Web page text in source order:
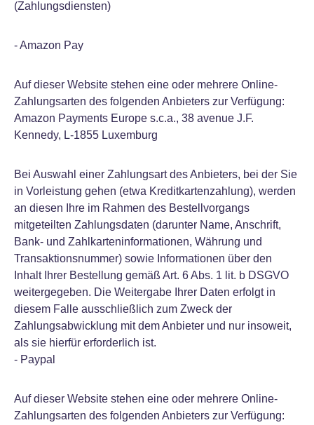
(Zahlungsdiensten)
- Amazon Pay
Auf dieser Website stehen eine oder mehrere Online-
Zahlungsarten des folgenden Anbieters zur Verfügung:
Amazon Payments Europe s.c.a., 38 avenue J.F.
Kennedy, L-1855 Luxemburg
Bei Auswahl einer Zahlungsart des Anbieters, bei der Sie
in Vorleistung gehen (etwa Kreditkartenzahlung), werden
an diesen Ihre im Rahmen des Bestellvorgangs
mitgeteilten Zahlungsdaten (darunter Name, Anschrift,
Bank- und Zahlkarteninformationen, Währung und
Transaktionsnummer) sowie Informationen über den
Inhalt Ihrer Bestellung gemäß Art. 6 Abs. 1 lit. b DSGVO
weitergegeben. Die Weitergabe Ihrer Daten erfolgt in
diesem Falle ausschließlich zum Zweck der
Zahlungsabwicklung mit dem Anbieter und nur insoweit,
als sie hierfür erforderlich ist.
- Paypal
Auf dieser Website stehen eine oder mehrere Online-
Zahlungsarten des folgenden Anbieters zur Verfügung: